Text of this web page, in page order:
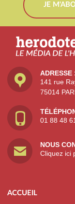
JE
ADRESSE
141 rue
75014
01 88 48
NOUS
Cliquez ici
ACCUEIL